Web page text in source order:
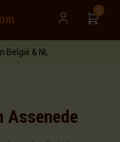
0
België & NL
Assenede